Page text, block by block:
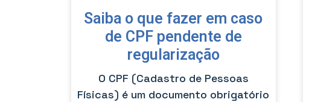
Saiba o que fazer em caso
de CPF pendente de
regularização
O CPF (Cadastro de Pessoas
Físicas) é um documento obrigatório